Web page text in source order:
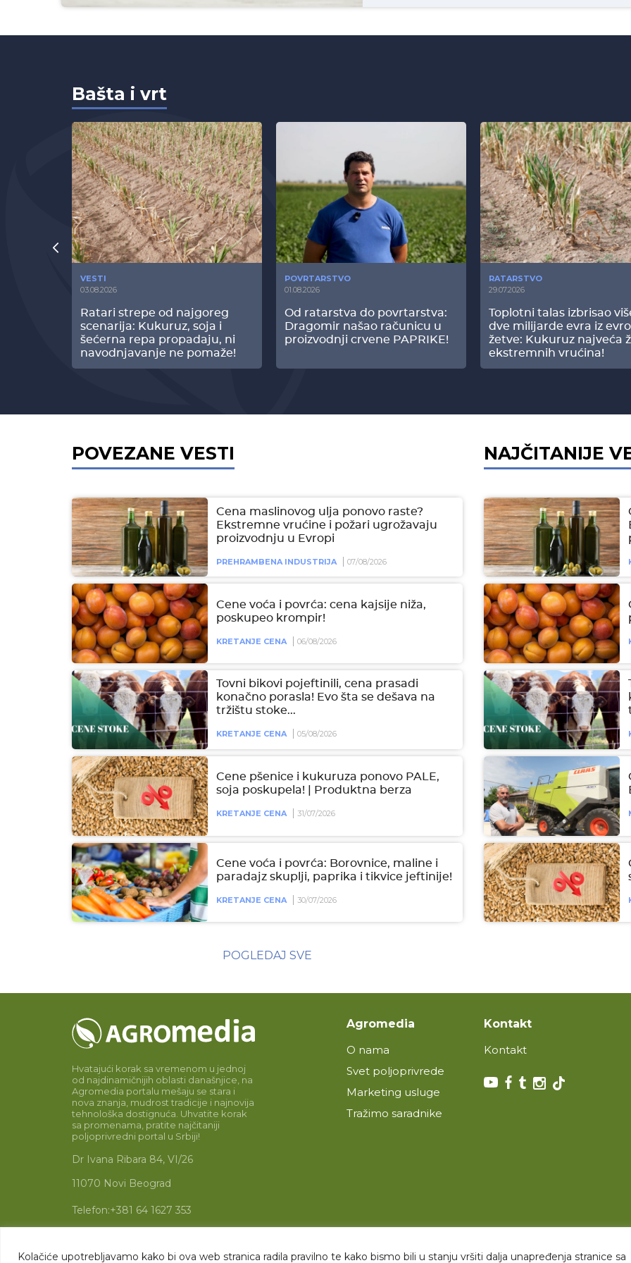
Kolačiće upotrebljavamo kako bi ova web stranica radila pravilno te kako bismo bili u stanju vršiti dalja unapređenja stranice sa
Bašta i vrt
VESTI
03.08.2026
Ratari strepe od najgoreg
scenarija: Kukuruz, soja i
šećerna repa propadaju, ni
navodnjavanje ne pomaže!
POVRTARSTVO
01.08.2026
Od ratarstva do povrtarstva:
Dragomir našao računicu u
proizvodnji crvene PAPRIKE!
RATARSTVO
29.07.2026
Toplotni talas izbrisao
dve milijarde evra iz
žetve: Kukuruz najveća
ekstremnih vrućina!
POVEZANE VESTI
Cena maslinovog ulja ponovo raste?
Ekstremne vrućine i požari ugrožavaju
proizvodnju u Evropi
PREHRAMBENA INDUSTRIJA 07/08/2026
Cene voća i povrća: cena kajsije niža,
poskupeo krompir!
KRETANJE CENA 06/08/2026
Tovni bikovi pojeftinili, cena prasadi
konačno porasla! Evo šta se dešava na
tržištu stoke...
KRETANJE CENA 05/08/2026
Cene pšenice i kukuruza ponovo PALE,
soja poskupela! | Produktna berza
KRETANJE CENA 31/07/2026
Cene voća i povrća: Borovnice, maline i
paradajz skuplji, paprika i tikvice jeftinije!
KRETANJE CENA 30/07/2026
POGLEDAJ SVE
NAJČITANIJE
Hvatajući korak sa vremenom u jednoj
od najdinamičnijih oblasti današnjice, na
Agromedia portalu mešaju se stara i
nova znanja, mudrost tradicije i najnovija
tehnološka dostignuća. Uhvatite korak
sa promenama, pratite najčitaniji
poljoprivredni portal u Srbiji!
Dr Ivana Ribara 84, VI/26
11070 Novi Beograd
Telefon:+381 64 1627 353
www.agromedia.rs
Agromedia
O nama
Svet poljoprivrede
Marketing usluge
Tražimo saradnike
Kontakt
Kontakt